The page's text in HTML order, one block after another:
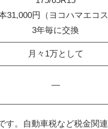
31,000円（ヨコハマエコス
3年毎に交換
月々1万として
—
す。自動車税など税金関